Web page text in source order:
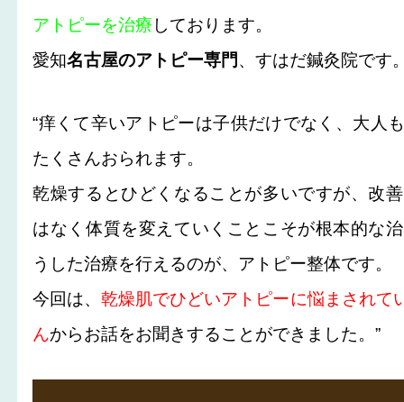
アトピーを治療 しております。
愛知名古屋のアトピー専門 、すはだ鍼灸院です
“痒くて辛いアトピーは子供だけでなく、大人
たくさんおられます。
乾燥するとひどくなることが多いですが、改
はなく体質を変えていくことこそが根本的な
うした治療を行えるのが、アトピー整体です。
今回は、乾燥肌でひどいアトピーに悩まされて
んからお話をお聞きすることができました。”